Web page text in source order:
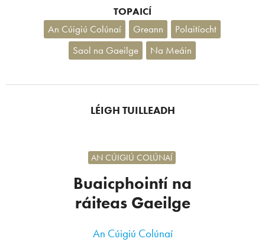
TOPAICÍ
An Cúigiú Colúnaí
Greann
Polaitíocht
Saol na Gaeilge
Na Meáin
LÉIGH TUILLEADH
Buaicphointí na
ráiteas Gaeilge
AN CÚIGIÚ COLÚNAÍ
An Cúigiú Colúnaí